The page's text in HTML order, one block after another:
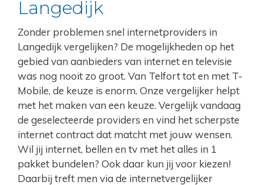
Langedijk
Zonder problemen snel internetproviders in
Langedijk vergelijken? De mogelijkheden op het
gebied van aanbieders van internet en televisie
was nog nooit zo groot. Van Telfort tot en met T-
Mobile, de keuze is enorm. Onze vergelijker helpt
met het maken van een keuze. Vergelijk vandaag
de geselecteerde providers en vind het scherpste
internet contract dat matcht met jouw wensen.
Wil jij internet, bellen en tv met het alles in 1
pakket bundelen? Ook daar kun jij voor kiezen!
Daarbij treft men via de internetvergelijker